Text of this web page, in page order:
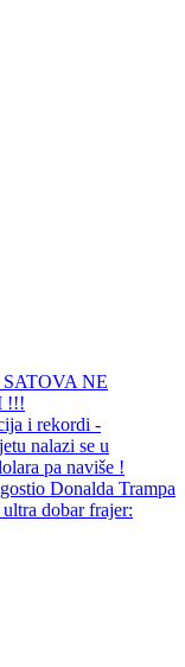
NE
!!!
i rekordi -
nalazi se u
pa naviše !
Donalda Trampa
dobar frajer: